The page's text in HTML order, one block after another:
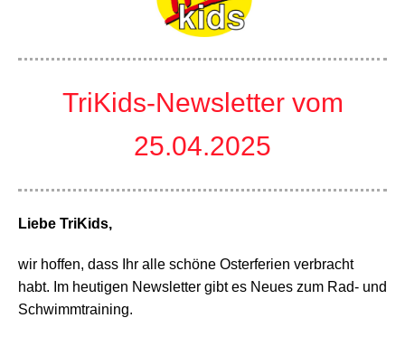
TriKids-Newsletter vom
25.04.2025
Liebe TriKids,
wir hoffen, dass Ihr alle schöne Osterferien verbracht
habt. Im heutigen Newsletter gibt es Neues zum Rad- und
Schwimmtraining.